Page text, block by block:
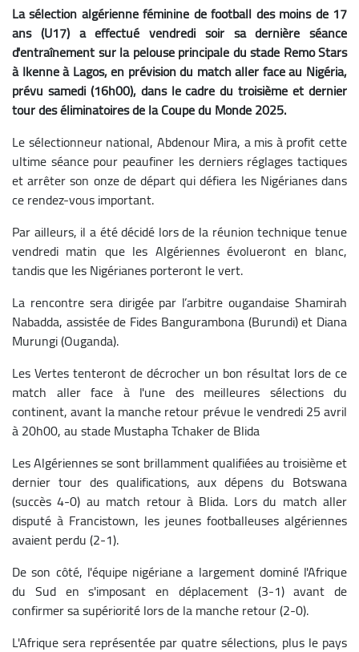
La sélection algérienne féminine de football des moins de 17
ans (U17) a effectué vendredi soir sa dernière séance
d'entraînement sur la pelouse principale du stade Remo Stars
à Ikenne à Lagos, en prévision du match aller face au Nigéria,
prévu samedi (16h00), dans le cadre du troisième et dernier
tour des éliminatoires de la Coupe du Monde 2025.
Le sélectionneur national, Abdenour Mira, a mis à profit cette
ultime séance pour peaufiner les derniers réglages tactiques
et arrêter son onze de départ qui défiera les Nigérianes dans
ce rendez-vous important.
Par ailleurs, il a été décidé lors de la réunion technique tenue
vendredi matin que les Algériennes évolueront en blanc,
tandis que les Nigérianes porteront le vert.
La rencontre sera dirigée par l’arbitre ougandaise Shamirah
Nabadda, assistée de Fides Bangurambona (Burundi) et Diana
Murungi (Ouganda).
Les Vertes tenteront de décrocher un bon résultat lors de ce
match aller face à l'une des meilleures sélections du
continent, avant la manche retour prévue le vendredi 25 avril
à 20h00, au stade Mustapha Tchaker de Blida
Les Algériennes se sont brillamment qualifiées au troisième et
dernier tour des qualifications, aux dépens du Botswana
(succès 4-0) au match retour à Blida. Lors du match aller
disputé à Francistown, les jeunes footballeuses algériennes
avaient perdu (2-1).
De son côté, l'équipe nigériane a largement dominé l'Afrique
du Sud en s'imposant en déplacement (3-1) avant de
confirmer sa supériorité lors de la manche retour (2-0).
L'Afrique sera représentée par quatre sélections, plus le pays